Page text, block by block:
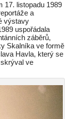
17. listopadu 1989
a
výstavy
uspořádala
záběrů,
Skalníka ve formě
Havla, který se
ve